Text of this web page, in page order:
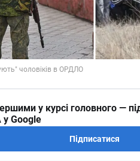
у курсі головного —
у Google
Підписатися